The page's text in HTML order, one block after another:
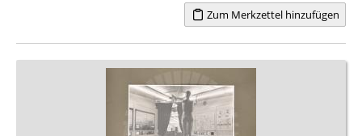
Zum Merkzettel hinzufügen